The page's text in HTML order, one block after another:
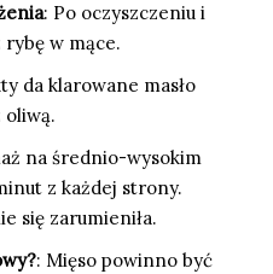
: Po oczyszczeniu i
rybę w mące.
da klarowane masło
oliwą.
na średnio-wysokim
z każdej strony.
się zarumieniła.
: Mięso powinno być